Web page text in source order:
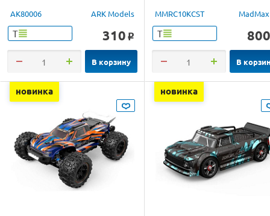
AK80006 ARK Models
Т 310 o
В корзину
MMRC10KCST
Т 800
В
новинка новинка